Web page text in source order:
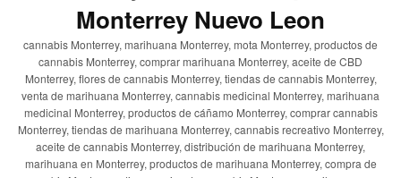
Monterrey Nuevo Leon
cannabis Monterrey, marihuana Monterrey, mota Monterrey, productos de
cannabis Monterrey, comprar marihuana Monterrey, aceite de CBD
Monterrey, flores de cannabis Monterrey, tiendas de cannabis Monterrey,
venta de marihuana Monterrey, cannabis medicinal Monterrey, marihuana
medicinal Monterrey, productos de cáñamo Monterrey, comprar cannabis
Monterrey, tiendas de marihuana Monterrey, cannabis recreativo Monterrey,
aceite de cannabis Monterrey, distribución de marihuana Monterrey,
marihuana en Monterrey, productos de marihuana Monterrey, compra de